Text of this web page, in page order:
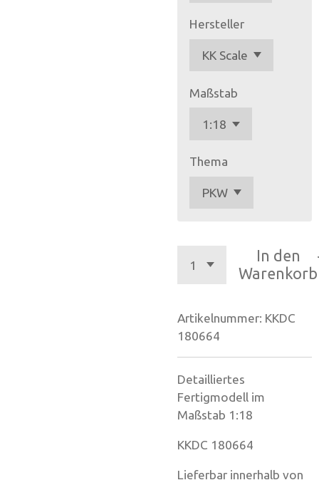
Hersteller
Maßstab
Thema
In den
Warenkorb
Artikelnummer: KKDC
180664
Detailliertes
Fertigmodell im
Maßstab 1:18
KKDC 180664
Lieferbar innerhalb von